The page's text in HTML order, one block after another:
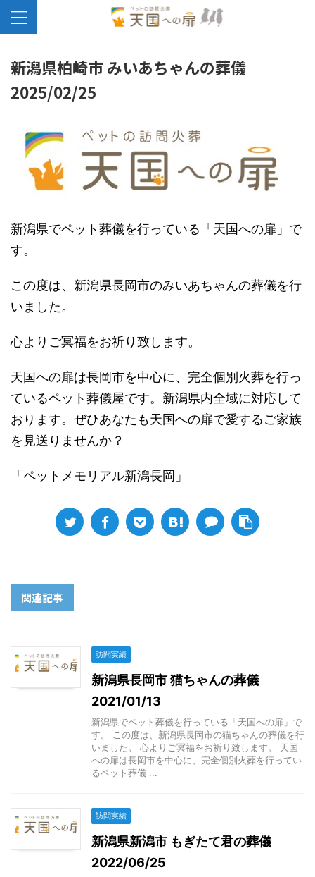
新潟県柏崎市 みいあちゃんの葬儀
2025/02/25
新潟県でペット葬儀を行っている「天国への扉」で
す。
この度は、新潟県長岡市のみいあちゃんの葬儀を行
いました。
心よりご冥福をお祈り致します。
天国への扉は長岡市を中心に、完全個別火葬を行っ
ているペット葬儀屋です。新潟県内全域に対応して
おります。ぜひあなたも天国への扉で愛するご家族
を見送りませんか？
「ペットメモリアル新潟長岡」
関連記事
訪問実績
新潟県長岡市 猫ちゃんの葬儀
2021/01/13
新潟県でペット葬儀を行っている「天国への扉」で
す。 この度は、新潟県長岡市の猫ちゃんの葬儀を行
いました。 心よりご冥福をお祈り致します。 天国
への扉は長岡市を中心に、完全個別火葬を行ってい
るペット葬儀 ...
訪問実績
新潟県新潟市 もぎたて君の葬儀
2022/06/25